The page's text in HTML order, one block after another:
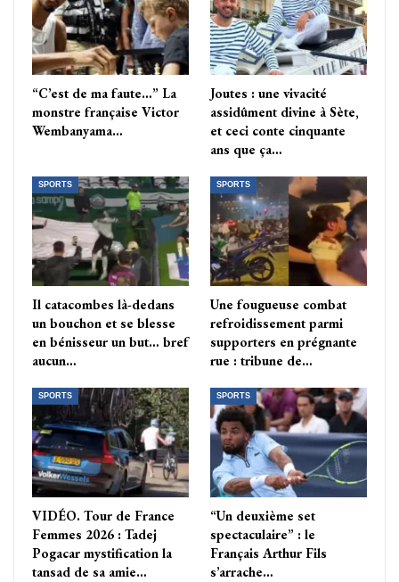
“C’est de ma faute…” La
monstre française Victor
Wembanyama…
Joutes : une vivacité
assidûment divine à Sète,
et ceci conte cinquante
ans que ça…
SPORTS
Il catacombes là-dedans
un bouchon et se blesse
en bénisseur un but… bref
aucun…
SPORTS
Une fougueuse combat
refroidissement parmi
supporters en prégnante
rue : tribune de…
SPORTS
VIDÉO. Tour de France
Femmes 2026 : Tadej
Pogacar mystification la
tansad de sa amie…
SPORTS
“Un deuxième set
spectaculaire” : le
Français Arthur Fils
s’arrache…